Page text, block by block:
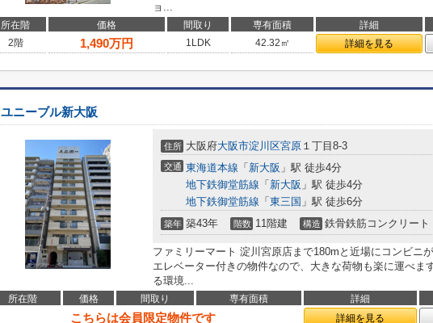
ョ...
所在階 価格 間取り 専有面積 詳細
2階
1,490万円 1LDK 42.32㎡ 詳細を見る
ユニーブル新大阪
住所 大阪府大阪市淀川区宮原 １丁目8-3
交通 東海道本線 「 新大阪 」駅 徒歩4分
地下鉄御堂筋線 「 新大阪 」駅 徒歩4分
地下鉄御堂筋線 「 東三国 」駅 徒歩6分
築年 築43年 階数 11階建 構造 鉄骨鉄筋コンクリート
ファミリーマート 淀川宮原店まで180mと近場にコンビニ
エレベーター付きの物件なので、大きな荷物も楽に運べま
る環境...
所在階 価格 間取り 専有面積 詳細
こちらは会員限定物件です 詳細を見る